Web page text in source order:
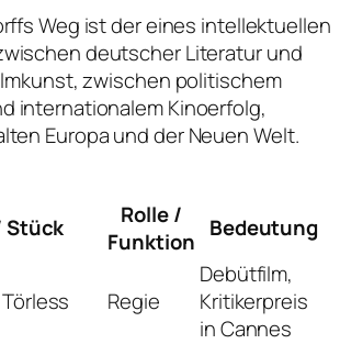
Weg ist der eines intellektuellen
deutscher Literatur und
zwischen politischem
internationalem Kinoerfolg,
Europa und der Neuen Welt.
Stück
Rolle /
Funktion Bedeutung
Regie
Debütfilm,
Kritikerpreis
in Cannes